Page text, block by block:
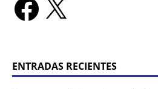
ENTRADAS RECIENTES